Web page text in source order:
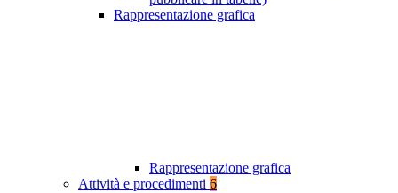
Rappresentazione grafica
Rappresentazione grafica
Attività e procedimenti 6